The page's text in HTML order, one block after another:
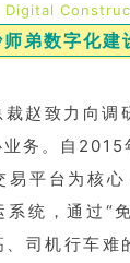
Digital
师弟数字化建
赵致力向调
务。自2015
易平台为核
系统，通过“
司机行车难